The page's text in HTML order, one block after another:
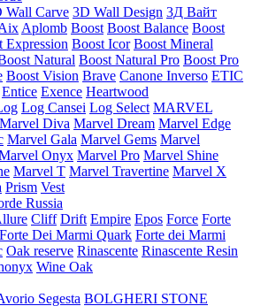
Wall Carve 3D Wall Design 3Д Вайт
Aplomb Boost Boost Balance Boost
Expression Boost Icor Boost Mineral
Natural Boost Natural Pro Boost Pro
Boost Vision Brave Canone Inverso ETIC
Entice Exence Heartwood
Log Cansei Log Select MARVEL
Marvel Diva Marvel Dream Marvel Edge
Marvel Gala Marvel Gems Marvel
Onyx Marvel Pro Marvel Shine
Marvel T Marvel Travertine Marvel X
Prism Vest
Russia
Cliff Drift Empire Epos Force Forte
Forte Dei Marmi Quark Forte dei Marmi
Oak reserve Rinascente Rinascente Resin
Wine Oak
Segesta BOLGHERI STONE